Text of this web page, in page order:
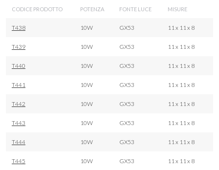
CODICE PRODOTTO POTENZA FONTE LUCE MISURE
T438 10W GX53 11 x 11 x 8
T439 10W GX53 11 x 11 x 8
T440 10W GX53 11 x 11 x 8
T441 10W GX53 11 x 11 x 8
T442 10W GX53 11 x 11 x 8
T443 10W GX53 11 x 11 x 8
T444 10W GX53 11 x 11 x 8
T445 10W GX53 11 x 11 x 8